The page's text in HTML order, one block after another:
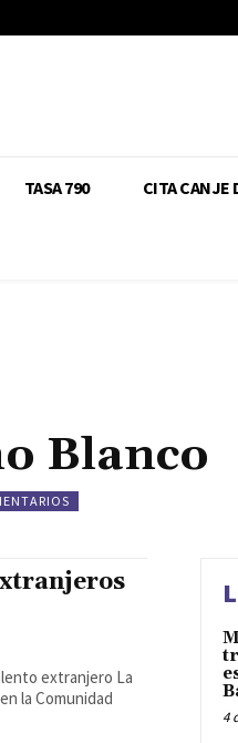
TASA 790 CITA CANJE
Blanco
extranjero La
la Comunidad
4